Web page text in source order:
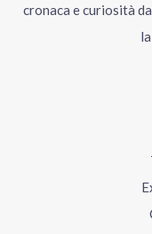
cronaca e curiosità